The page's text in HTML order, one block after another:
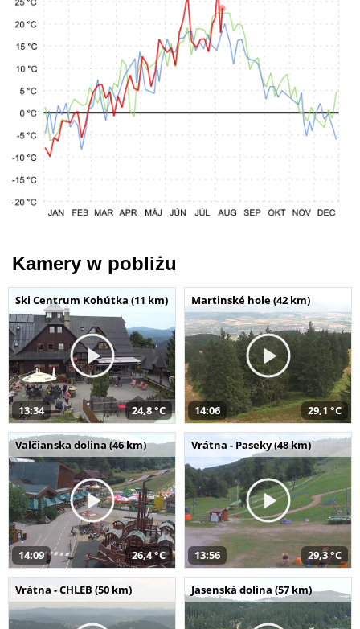
Kamery w pobliżu
Ski Centrum Kohútka (11 km)
13:34 24,8 °C
Martinské hole (42 km)
14:06 29,1 °C
Valčianska dolina (46 km)
14:09 26,4 °C
Vrátna - Paseky (48 km)
13:56 29,3 °C
Vrátna - CHLEB (50 km) Jasenská dolina (57 km)